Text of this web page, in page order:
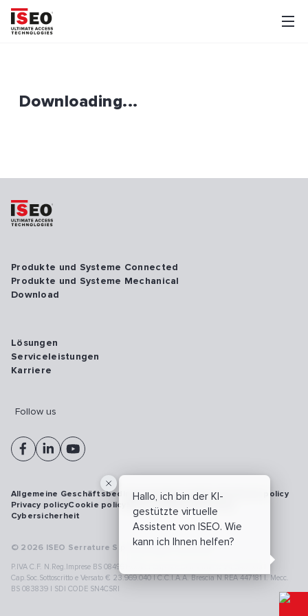
Downloading...
Hallo, ich bin der KI-
gestützte virtuelle
Assistent von ISEO. Wie
kann ich Ihnen helfen?
Produkte und Systeme Connected
Produkte und Systeme Mechanical
Download
Lösungen
Serviceleistungen
Karriere
Follow us
© 2026 ISEO Serrature S.p.A. All right reserved
P.IVA C.F. N.Reg.Imprese BS 08499190018 | Cap.Soc.Deliberato € 24.340.965 |
Cap.Soc.Sottoscritto e Versato € 23.969.040 | C.C.I.A.A. Brescia N.REA 447181 |. Mecc.
BS 083839 | SDI CODE SN4CSRI
Allgemeine GeschäftsbedingungenVulnerability disclosure policy
Privacy policyCookie policy Model 231
Whistleblowing
Cybersicherheit